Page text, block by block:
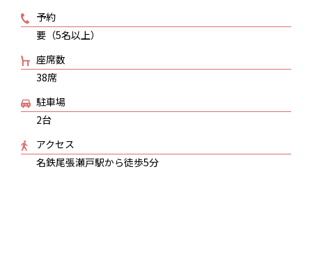
予約
要（5名以上）
座席数
38席
駐車場
2台
アクセス
名鉄尾張瀬戸駅から徒歩5分